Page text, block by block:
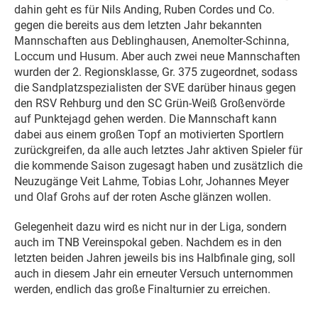
dahin geht es für Nils Anding, Ruben Cordes und Co.
gegen die bereits aus dem letzten Jahr bekannten
Mannschaften aus Deblinghausen, Anemolter-Schinna,
Loccum und Husum. Aber auch zwei neue Mannschaften
wurden der 2. Regionsklasse, Gr. 375 zugeordnet, sodass
die Sandplatzspezialisten der SVE darüber hinaus gegen
den RSV Rehburg und den SC Grün-Weiß Großenvörde
auf Punktejagd gehen werden. Die Mannschaft kann
dabei aus einem großen Topf an motivierten Sportlern
zurückgreifen, da alle auch letztes Jahr aktiven Spieler für
die kommende Saison zugesagt haben und zusätzlich die
Neuzugänge Veit Lahme, Tobias Lohr, Johannes Meyer
und Olaf Grohs auf der roten Asche glänzen wollen.
Gelegenheit dazu wird es nicht nur in der Liga, sondern
auch im TNB Vereinspokal geben. Nachdem es in den
letzten beiden Jahren jeweils bis ins Halbfinale ging, soll
auch in diesem Jahr ein erneuter Versuch unternommen
werden, endlich das große Finalturnier zu erreichen.